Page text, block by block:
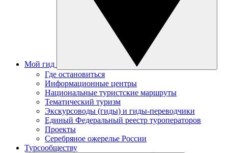
Мой гид
Где остановиться
Информационные центры
Национальные туристские маршруты
Тематический туризм
Экскурсоводы (гиды) и гиды-переводчики
Единый Федеральный реестр туроператоров
Проекты
Серебряное ожерелье России
Турсообществу